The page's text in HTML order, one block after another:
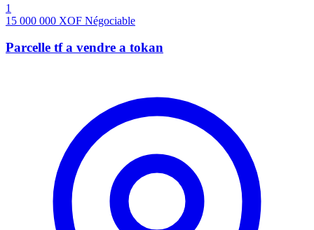
1
15 000 000 XOF Négociable
Parcelle tf a vendre a tokan